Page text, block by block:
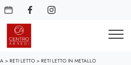
> RETI LETTO > RETI LETTO IN METALLO